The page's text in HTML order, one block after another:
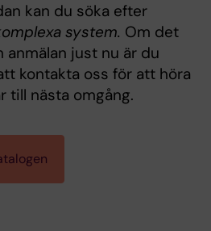
kan du söka efter
system. Om det
just nu är du
kontakta oss för att höra
till nästa omgång.